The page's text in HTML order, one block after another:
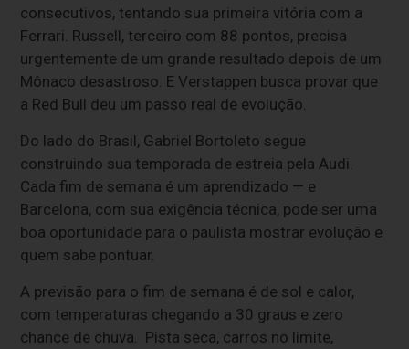
consecutivos, tentando sua primeira vitória com a
Ferrari. Russell, terceiro com 88 pontos, precisa
urgentemente de um grande resultado depois de um
Mônaco desastroso. E Verstappen busca provar que
a Red Bull deu um passo real de evolução.
Do lado do Brasil, Gabriel Bortoleto segue
construindo sua temporada de estreia pela Audi.
Cada fim de semana é um aprendizado — e
Barcelona, com sua exigência técnica, pode ser uma
boa oportunidade para o paulista mostrar evolução e
quem sabe pontuar.
A previsão para o fim de semana é de sol e calor,
com temperaturas chegando a 30 graus e zero
chance de chuva. Pista seca, carros no limite,